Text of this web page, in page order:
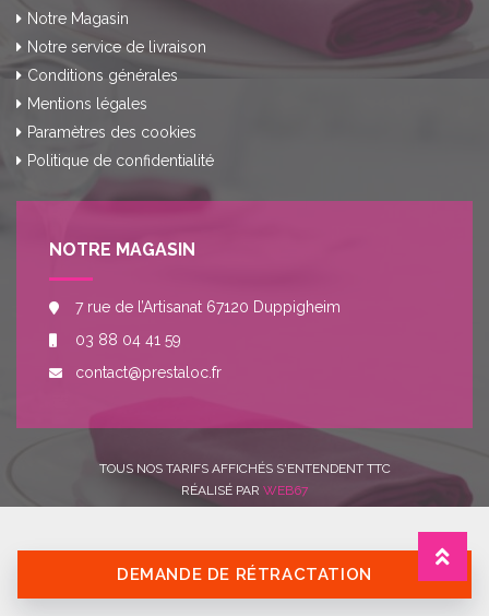
Notre Magasin
Notre service de livraison
Conditions générales
Mentions légales
Paramètres des cookies
Politique de confidentialité
NOTRE MAGASIN
7 rue de l’Artisanat 67120 Duppigheim
03 88 04 41 59
contact@prestaloc.fr
TOUS NOS TARIFS AFFICHÉS S'ENTENDENT TTC
RÉALISÉ PAR WEB67
DEMANDE DE RÉTRACTATION